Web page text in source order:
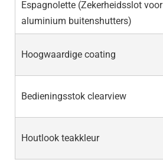
Espagnolette (Zekerheidsslot voor
aluminium buitenshutters)
Hoogwaardige coating
Bedieningsstok clearview
Houtlook teakkleur